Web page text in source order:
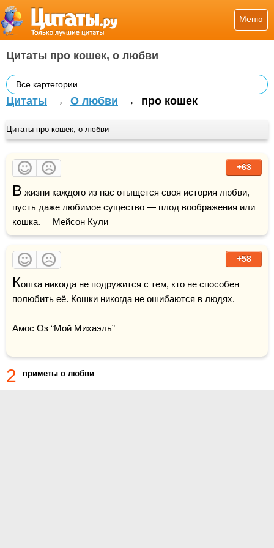
Меню
Цитаты про кошек, о любви
Все картегории
Цитаты → О любви → про кошек
Цитаты про кошек, о любви
+63
В жизни каждого из нас отыщется своя история любви,
пусть даже любимое существо — плод воображения или
кошка.     Мейсон Кули
+58
Кошка никогда не подружится с тем, кто не способен
полюбить её. Кошки никогда не ошибаются в людях.
Амос Оз “Мой Михаэль”
2 приметы о любви